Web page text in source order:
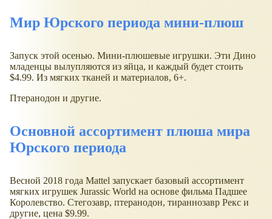
Мир Юрского периода мини-плюш
Запуск этой осенью. Мини-плюшевые игрушки. Эти Дино
младенцы вылупляются из яйца, и каждый будет стоить
$4.99. Из мягких тканей и материалов, 6+.
Птеранодон и другие.
Основной ассортимент плюша мира
Юрского периода
Весной 2018 года Mattel запускает базовый ассортимент
мягких игрушек Jurassic World на основе фильма Падшее
Королевство. Стегозавр, птеранодон, тираннозавр Рекс и
другие, цена $9.99.